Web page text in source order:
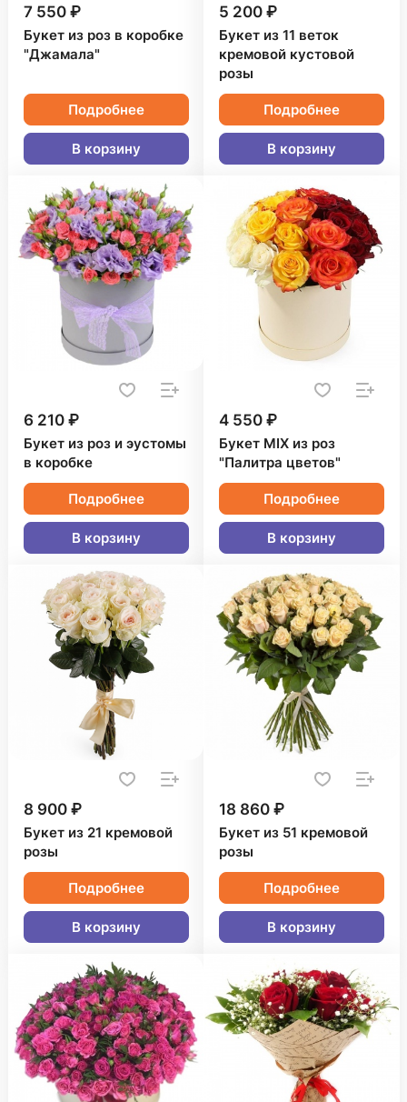
7 550 ₽
Букет из роз в коробке
"Джамала"
Подробнее
В корзину
5 200 ₽
Букет из 11 веток
кремовой кустовой
розы
Подробнее
В корзину
6 210 ₽
Букет из роз и эустомы
в коробке
Подробнее
В корзину
4 550 ₽
Букет MIX из роз
"Палитра цветов"
Подробнее
В корзину
8 900 ₽
Букет из 21 кремовой
розы
Подробнее
В корзину
18 860 ₽
Букет из 51 кремовой
розы
Подробнее
В корзину